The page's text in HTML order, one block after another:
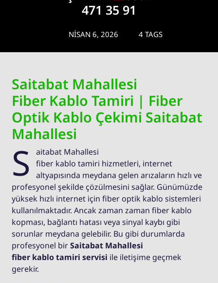
471 35 91
NISAN 6, 2026 4 TAGS
Saitabat Mahallesi
Fiber Kablo Tamiri | Fiber
Optik Kablo Çekimi Saitabat
Mahallesi
S
aitabat Mahallesi
fiber kablo tamiri hizmetleri, internet
altyapısında meydana gelen arızaların hızlı ve
profesyonel şekilde çözülmesini sağlar. Günümüzde
yüksek hızlı internet için fiber optik kablo sistemleri
kullanılmaktadır. Ancak zaman zaman fiber kablo
kopması, bağlantı hatası veya sinyal kaybı gibi
sorunlar meydana gelebilir. Bu gibi durumlarda
profesyonel birSaitabat Mahallesi
fiber kablo tamiri servisi ile iletişime geçmek
gerekir.